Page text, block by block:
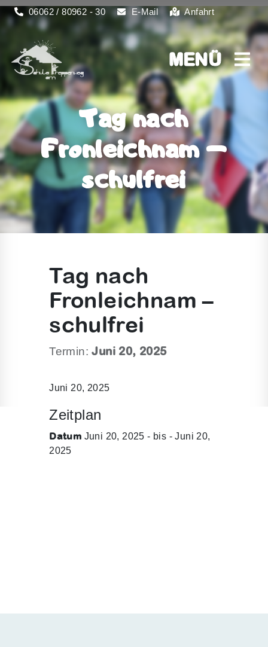
06062 / 80962 - 30 E-Mail Anfahrt
MENÜ
MENÜ
Tag nach
Fronleichnam –
schulfrei
Tag nach
Fronleichnam –
schulfrei
Termin:Juni 20, 2025
Juni 20, 2025
Zeitplan
Datum Juni 20, 2025 - bis - Juni 20,
2025